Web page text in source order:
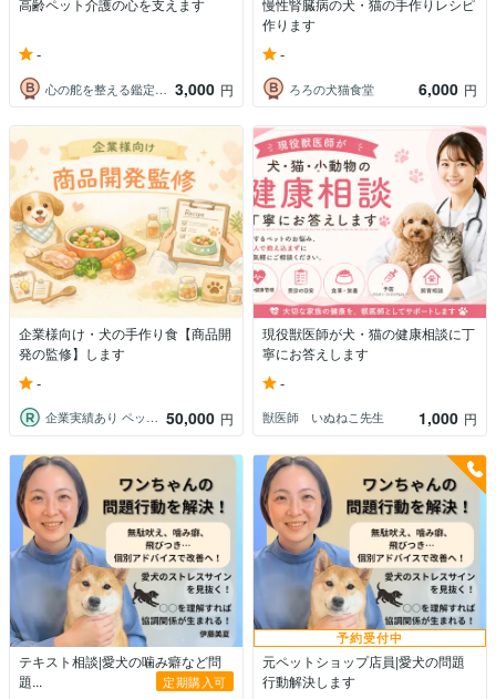
高齢ペット介護の心を支えます
-
心の舵を整える鑑定師⭐️Sei 3,000 円
慢性腎臓病の犬・猫の手作りレシピ
作ります
-
ろろの犬猫食堂 6,000 円
企業様向け・犬の手作り食【商品開
発の監修】します
-
企業実績あり ペット栄養管理士 50,000 円
現役獣医師が犬・猫の健康相談に丁
寧にお答えします
-
獣医師 いぬねこ先生 1,000 円
テキスト相談|愛犬の噛み癖など問
題...
定期購入可
予約受付中
元ペットショップ店員|愛犬の問題
行動解決します